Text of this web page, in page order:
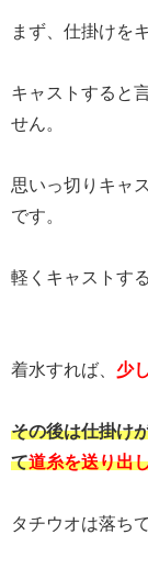
まず、仕掛けを
キャストすると
せん。
思いっ切りキャ
です。
軽くキャストす
着水すれば、 少
その後は仕掛け
て道糸を送り出
タチウオは落ち